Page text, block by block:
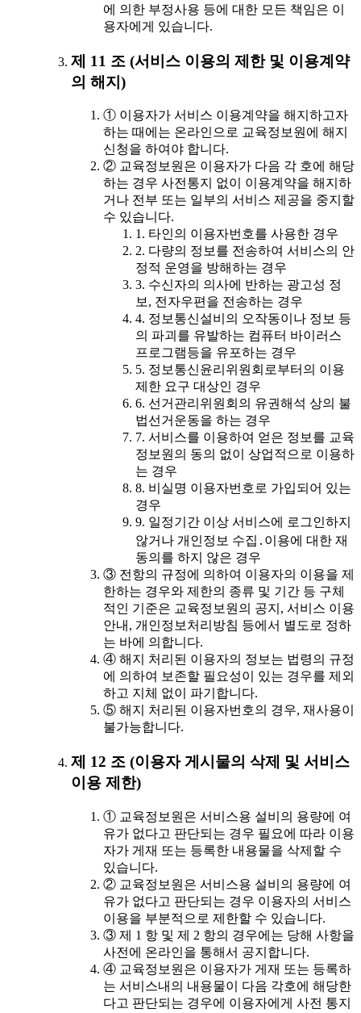
에 의한 부정사용 등에 대한 모든 책임은 이
용자에게 있습니다.
제 11 조 (서비스 이용의 제한 및 이용계약
의 해지)
① 이용자가 서비스 이용계약을 해지하고자
하는 때에는 온라인으로 교육정보원에 해지
신청을 하여야 합니다.
② 교육정보원은 이용자가 다음 각 호에 해당
하는 경우 사전통지 없이 이용계약을 해지하
거나 전부 또는 일부의 서비스 제공을 중지할
수 있습니다.
1. 타인의 이용자번호를 사용한 경우
2. 다량의 정보를 전송하여 서비스의 안
정적 운영을 방해하는 경우
3. 수신자의 의사에 반하는 광고성 정
보, 전자우편을 전송하는 경우
4. 정보통신설비의 오작동이나 정보 등
의 파괴를 유발하는 컴퓨터 바이러스
프로그램등을 유포하는 경우
5. 정보통신윤리위원회로부터의 이용
제한 요구 대상인 경우
6. 선거관리위원회의 유권해석 상의 불
법선거운동을 하는 경우
7. 서비스를 이용하여 얻은 정보를 교육
정보원의 동의 없이 상업적으로 이용하
는 경우
8. 비실명 이용자번호로 가입되어 있는
경우
9. 일정기간 이상 서비스에 로그인하지
않거나 개인정보 수집․이용에 대한 재
동의를 하지 않은 경우
③ 전항의 규정에 의하여 이용자의 이용을 제
한하는 경우와 제한의 종류 및 기간 등 구체
적인 기준은 교육정보원의 공지, 서비스 이용
안내, 개인정보처리방침 등에서 별도로 정하
는 바에 의합니다.
④ 해지 처리된 이용자의 정보는 법령의 규정
에 의하여 보존할 필요성이 있는 경우를 제외
하고 지체 없이 파기합니다.
⑤ 해지 처리된 이용자번호의 경우, 재사용이
불가능합니다.
제 12 조 (이용자 게시물의 삭제 및 서비스
이용 제한)
① 교육정보원은 서비스용 설비의 용량에 여
유가 없다고 판단되는 경우 필요에 따라 이용
자가 게재 또는 등록한 내용물을 삭제할 수
있습니다.
② 교육정보원은 서비스용 설비의 용량에 여
유가 없다고 판단되는 경우 이용자의 서비스
이용을 부분적으로 제한할 수 있습니다.
③ 제 1 항 및 제 2 항의 경우에는 당해 사항을
사전에 온라인을 통해서 공지합니다.
④ 교육정보원은 이용자가 게재 또는 등록하
는 서비스내의 내용물이 다음 각호에 해당한
다고 판단되는 경우에 이용자에게 사전 통지